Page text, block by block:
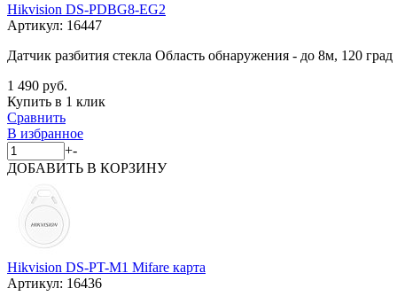
Hikvision DS-PDBG8-EG2
Артикул: 16447
Датчик разбития стекла Область обнаружения - до 8м, 120 град
1 490 руб.
Купить в 1 клик
Сравнить
В избранное
+-
ДОБАВИТЬ В КОРЗИНУ
Hikvision DS-PT-M1 Mifare карта
Артикул: 16436